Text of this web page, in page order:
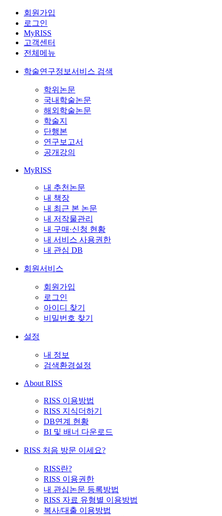
회원가입
로그인
MyRISS
고객센터
전체메뉴
학술연구정보서비스 검색
학위논문
국내학술논문
해외학술논문
학술지
단행본
연구보고서
공개강의
MyRISS
내 추천논문
내 책장
내 최근 본 논문
내 저작물관리
내 구매·신청 현황
내 서비스 사용권한
내 관심 DB
회원서비스
회원가입
로그인
아이디 찾기
비밀번호 찾기
설정
내 정보
검색환경설정
About RISS
RISS 이용방법
RISS 지식더하기
DB연계 현황
BI 및 배너 다운로드
RISS 처음 방문 이세요?
RISS란?
RISS 이용권한
내 관심논문 등록방법
RISS 자료 유형별 이용방법
복사/대출 이용방법